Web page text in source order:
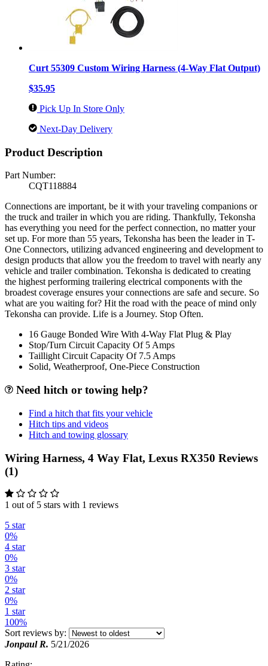
Curt 55309 Custom Wiring Harness (4-Way Flat Output)
$35.95
Pick Up In Store Only
Next-Day Delivery
Product Description
Part Number:
CQT118884
Connections are important, be it with your traveling companions or
the truck and trailer in which you are riding. Thankfully, Tekonsha
has everything you need for the perfect connection, no matter your
set up. For more than 55 years, Tekonsha has been the leader in T-
One Connectors, utilizing advanced engineering and development to
design products that allow you the freedom to travel with nearly any
vehicle and trailer combination. Tekonsha is dedicated to creating
the highest performing trailering electrical components with the
broadest coverage ensures your connections are safe and secure. So
what are you waiting for? Hit the road with the peace of mind only
Tekonsha can provide. Life is a Journey. Stop Often.
16 Gauge Bonded Wire With 4-Way Flat Plug & Play
Stop/Turn Circuit Capacity Of 5 Amps
Taillight Circuit Capacity Of 7.5 Amps
Solid, Weatherproof, One-Piece Construction
Need hitch or towing help?
Find a hitch that fits your vehicle
Hitch tips and videos
Hitch and towing glossary
Wiring Harness, 4 Way Flat, Lexus RX350 Reviews
(1)
1 out of 5 stars with 1 reviews
5 star
0%
4 star
0%
3 star
0%
2 star
0%
1 star
100%
Sort reviews by:
Jonpaul R. 5/21/2026